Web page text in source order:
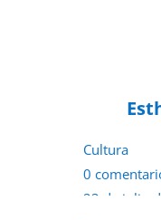
Cultura
0
23 de julio